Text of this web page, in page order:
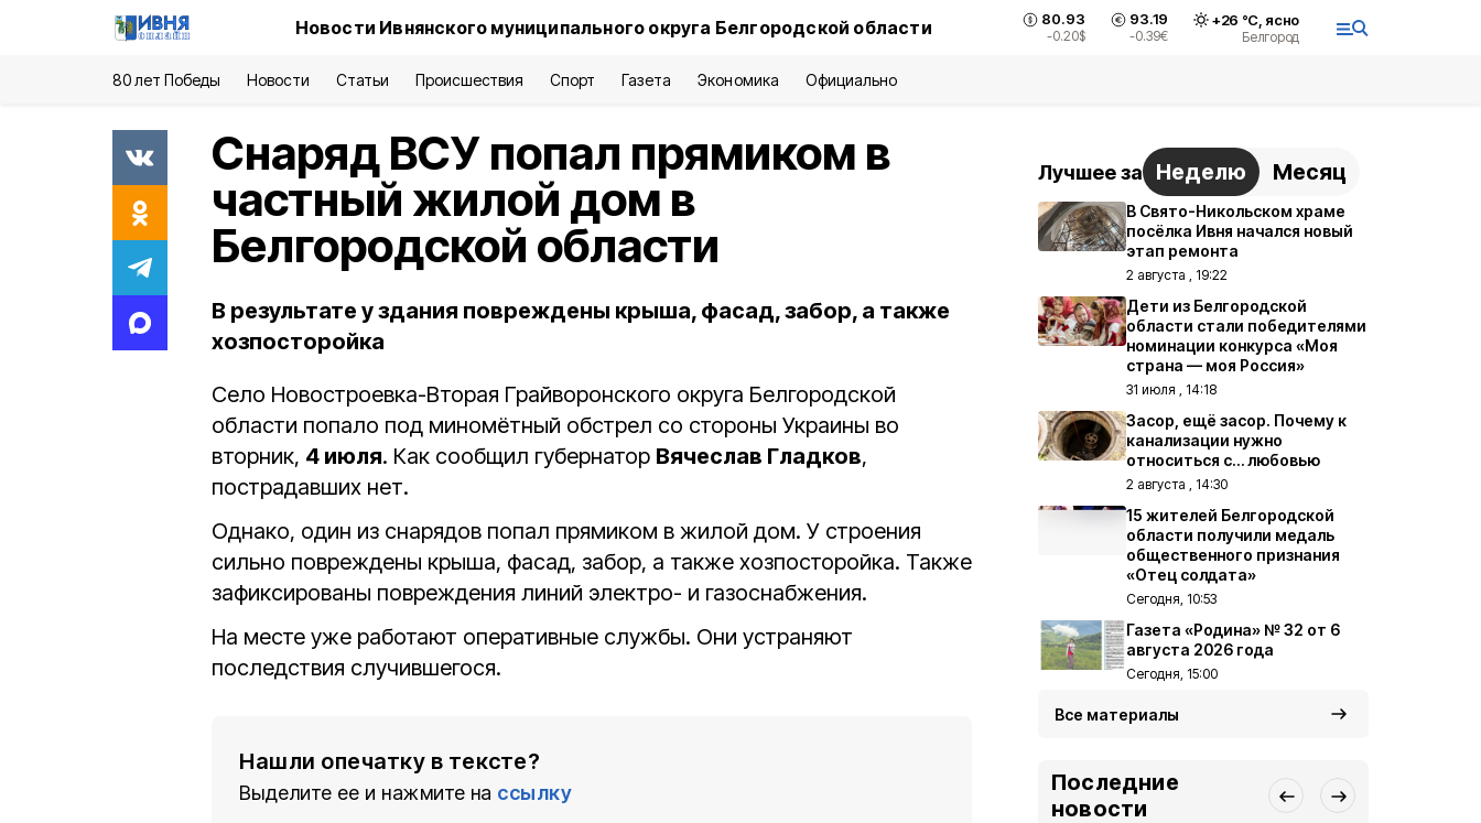
Новости Ивнянского муниципального округа Белгородской области 80.93
-0.20$
93.19
-0.39€
+26 °С, ясно
Белгород
80 лет Победы Новости Статьи Происшествия Спорт Газета Экономика Официально
Снаряд ВСУ попал прямиком в
частный жилой дом в
Белгородской области
В результате у здания повреждены крыша, фасад, забор, а также
хозпосторойка
Село Новостроевка-Вторая Грайворонского округа Белгородской
области попало под миномётный обстрел со стороны Украины во
вторник, 4 июля. Как сообщил губернатор Вячеслав Гладков,
пострадавших нет.
Однако, один из снарядов попал прямиком в жилой дом. У строения
сильно повреждены крыша, фасад, забор, а также хозпосторойка. Также
зафиксированы повреждения линий электро- и газоснабжения.
На месте уже работают оперативные службы. Они устраняют
последствия случившегося.
Нашли опечатку в тексте?
Выделите ее и нажмите на ссылку
Лучшее за Неделю Месяц
В Свято-Никольском храме
посёлка Ивня начался новый
этап ремонта
2 августа , 19:22
Дети из Белгородской
области стали победителями
номинации конкурса «Моя
страна — моя Россия»
31 июля , 14:18
Засор, ещё засор. Почему к
канализации нужно
относиться с… любовью
2 августа , 14:30
15 жителей Белгородской
области получили медаль
общественного признания
«Отец солдата»
Сегодня, 10:53
Газета «Родина» № 32 от 6
августа 2026 года
Сегодня, 15:00
Все материалы
Последние
новости